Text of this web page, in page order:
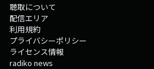
聴取について
配信エリア
利用規約
プライバシーポリシー
ライセンス情報
radiko news